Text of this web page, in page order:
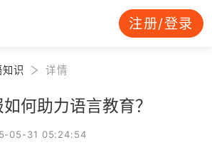
注册/登录
识 详情
何助力语言教育？
05-31 05:24:54